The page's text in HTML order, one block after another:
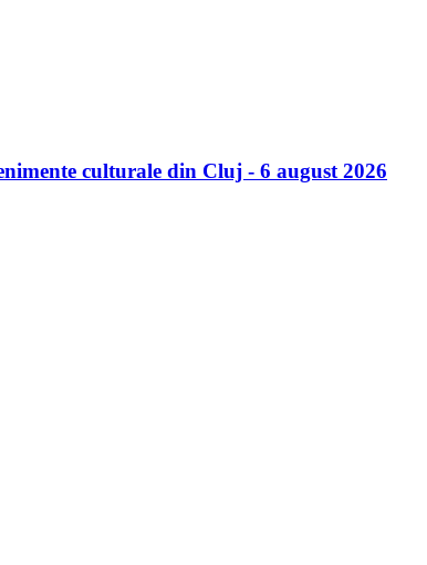
culturale din Cluj - 6 august 2026